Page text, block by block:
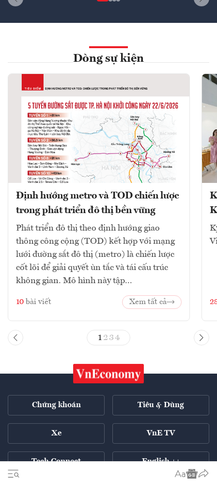
Dòng sự kiện
Định hướng metro và TOD chiến lược
trong phát triển đô thị bền vững
Phát triển đô thị theo định hướng giao
thông công cộng (TOD) kết hợp với mạng
lưới đường sắt đô thị (metro) là chiến lược
cốt lõi để giải quyết ùn tắc và tái cấu trúc
không gian. Mô hình này tập...
10 bài viết Xem tất cả
1 23 4
Chứng khoán Tiêu & Dùng
Xe VnE TV
Tech Connect English ++